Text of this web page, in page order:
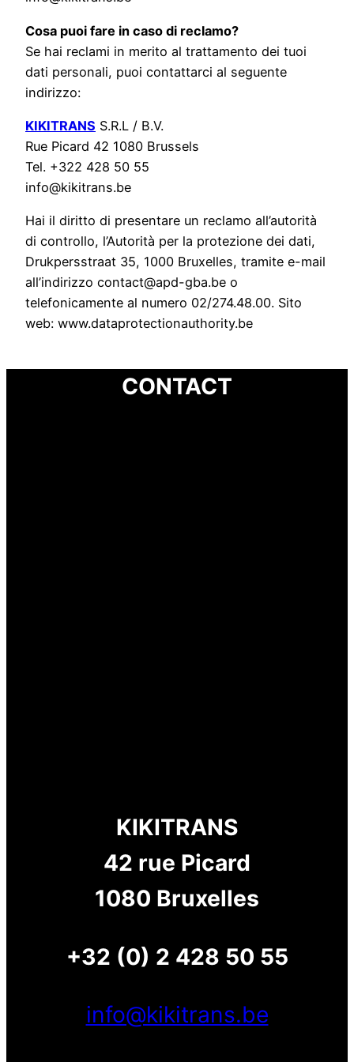
Cosa puoi fare in caso di reclamo?
Se hai reclami in merito al trattamento dei tuoi
dati personali, puoi contattarci al seguente
indirizzo:
KIKITRANS S.R.L / B.V.
Rue Picard 42 1080 Brussels
Tel. +322 428 50 55
info@kikitrans.be
Hai il diritto di presentare un reclamo all’autorità
di controllo, l’Autorità per la protezione dei dati,
Drukpersstraat 35, 1000 Bruxelles, tramite e-mail
all’indirizzo contact@apd-gba.be o
telefonicamente al numero 02/274.48.00. Sito
web: www.dataprotectionauthority.be
CONTACT
KIKITRANS
42 rue Picard
1080 Bruxelles
+32 (0) 2 428 50 55
info@kikitrans.be